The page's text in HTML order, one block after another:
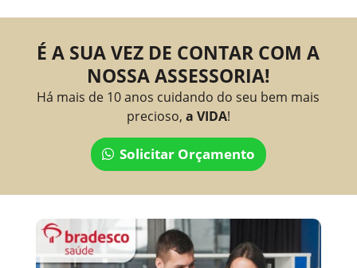
É A SUA VEZ DE CONTAR COM A
NOSSA ASSESSORIA!
Há mais de 10 anos cuidando do seu bem mais
precioso, a VIDA!
Solicitar Orçamento